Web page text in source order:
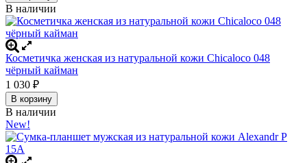
В наличии
Косметичка женская из натуральной кожи Chicaloco 048
чёрный кайман
1 030 ₽
В корзину
В наличии
New!